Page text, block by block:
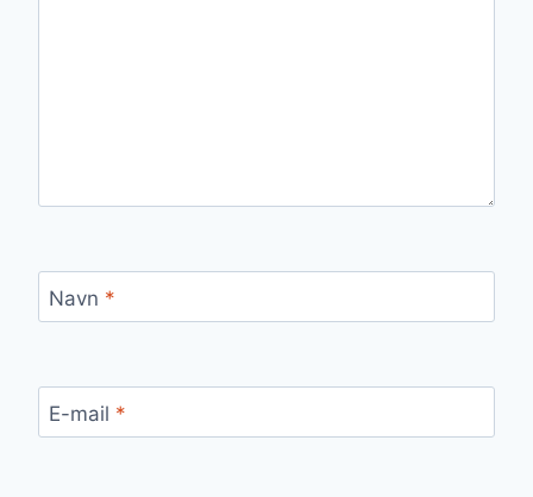
Navn *
E-mail *